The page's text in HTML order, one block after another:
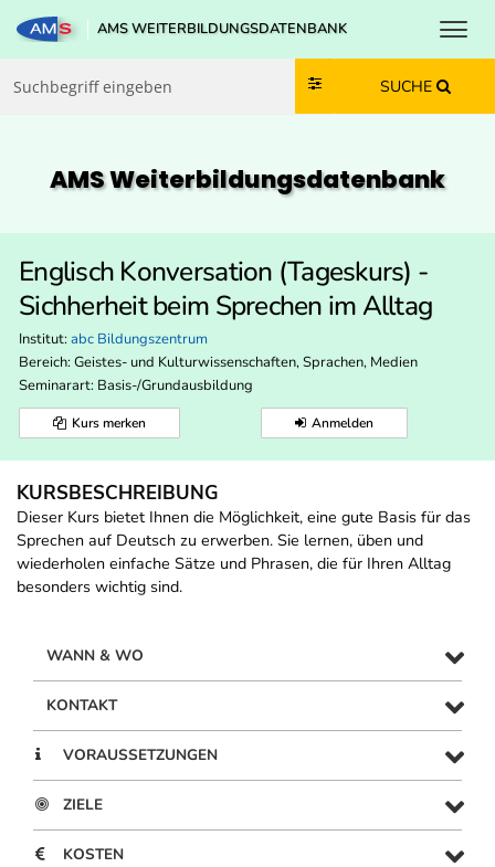
Zum Inhalt springen
Zum Navmenü springen
Zur Suche springen
Zur Footer springen
AMS WEITERBILDUNGSDATENBANK
SUCHE
AMS Weiterbildungs­datenbank
Englisch Konversation (Tageskurs) -
Sichherheit beim Sprechen im Alltag
Institut: abc Bildungszentrum
Bereich: Geistes- und Kulturwissenschaften, Sprachen, Medien
Seminarart: Basis-/Grundausbildung
Kurs merken Anmelden
KURSBESCHREIBUNG
Dieser Kurs bietet Ihnen die Möglichkeit, eine gute Basis für das
Sprechen auf Deutsch zu erwerben. Sie lernen, üben und
wiederholen einfache Sätze und Phrasen, die für Ihren Alltag
besonders wichtig sind.
WANN & WO
KONTAKT
VORAUSSETZUNGEN
ZIELE
KOSTEN